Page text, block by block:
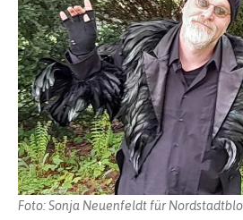
Foto: Sonja Neuenfeldt für